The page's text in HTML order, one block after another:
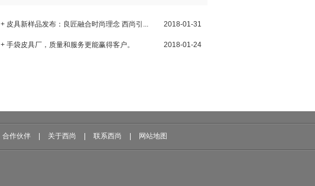
2018-01-31
+ 皮具新样品发布：良匠融合时尚理念 西尚引...
2018-01-24
+ 手袋皮具厂，质量和服务更能赢得客户。
合作伙伴 关于西尚 联系西尚 网站地图